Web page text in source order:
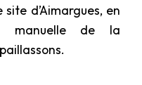
d’Aimargues, en
manuelle de la